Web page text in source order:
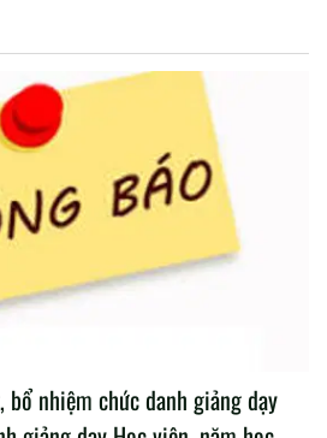
bổ nhiệm chức danh giảng dạy